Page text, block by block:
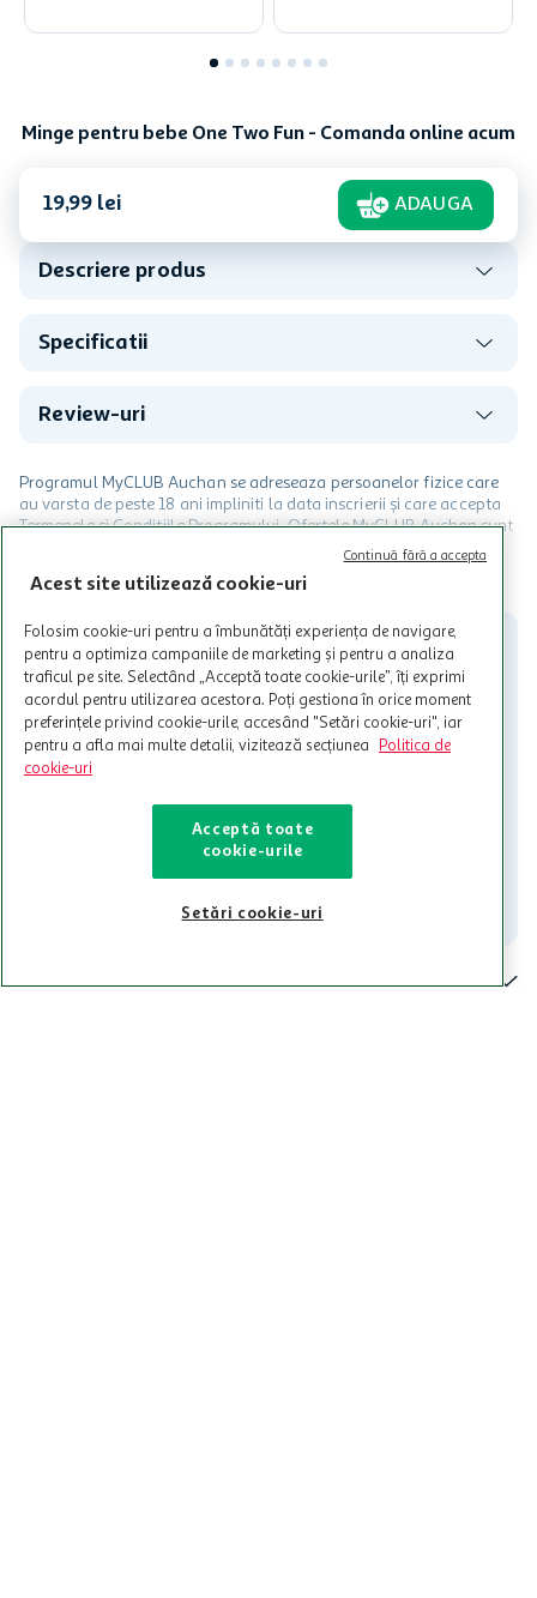
Minge pentru bebe One Two Fun - Comanda online acum
19,99 lei ADAUGA
Descriere produs
Specificatii
Review-uri
Programul MyCLUB Auchan se adreseaza persoanelor fizice care
au varsta de peste 18 ani impliniti la data inscrierii și care accepta
Termenele și Condițiile Programului. Ofertele MyCLUB Auchan sunt
valabile in limita stocurilor disponibile. Beneficiile se acorda in
Cardul poate fi utilizat doar in legatura cu magazinele Auchan
nu poate fi utilizat in legatura cu alti comercianți sau pentru alte
activitati in afara celor mentionate in Termene si Conditii. Auchan
nu raspunde pentru imposibilitatea utilizarii Cardului in perioada in
care aceste este suspendat sau in perioada in care sunt efectuate
intretineri sau reparatii tehnice la sistemul de utilizarea al Cardului.
021-9141 contact@auchan.ro
Acest site utilizează cookie-uri
Folosim cookie-uri pentru a îmbunătăți experiența de navigare,
pentru a optimiza campaniile de marketing și pentru a analiza
traficul pe site. Selectând „Acceptă toate cookie-urile”, îți exprimi
acordul pentru utilizarea acestora. Poți gestiona în orice moment
preferințele privind cookie-urile, accesând "Setări cookie-uri", iar
pentru a afla mai multe detalii, vizitează secțiunea
Politica de
cookie-uri
Acceptă toate
cookie-urile
Setări cookie-uri
Continuă fără a accepta